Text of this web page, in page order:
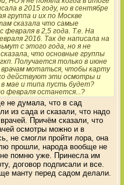
в 2015 году, но в сентябре
группа и их по Москве
сказала что самые
февраля в 2,5 года. Т.е. На
2016. Так де написала на
с этого года, но я не
что основные группы
Получается только в июне
мотаться, чтобы карту
действуют эти осмотры и
мае и типа пусть будет?
февраля останется...?
не думала, что в сад
из сада и сказали, что надо
Причём сказали, что
осмотры можно и в
не смогли пройти лора, она
прошли, народа вообще не
помню уже. Принесла им
договор подписали и все.
манту перед садом делали.